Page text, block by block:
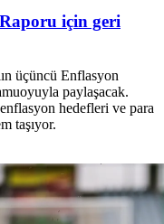
için geri
üçüncü Enflasyon
paylaşacak.
hedefleri ve para
taşıyor.